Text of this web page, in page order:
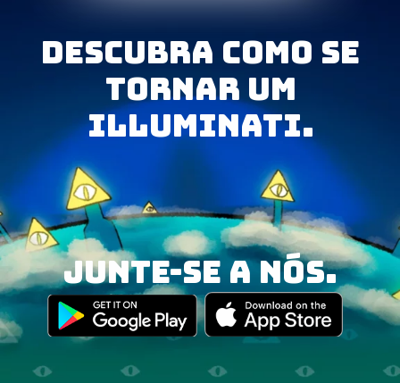
Descubra como se
tornar um
Illuminati.
junte-se a nós.